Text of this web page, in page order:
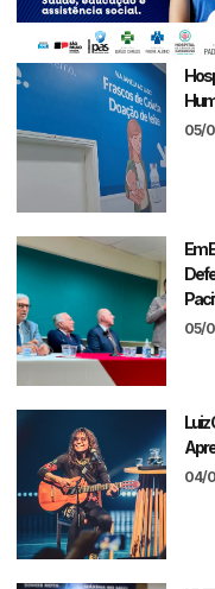
05/
Em
05/
Luiz
04/